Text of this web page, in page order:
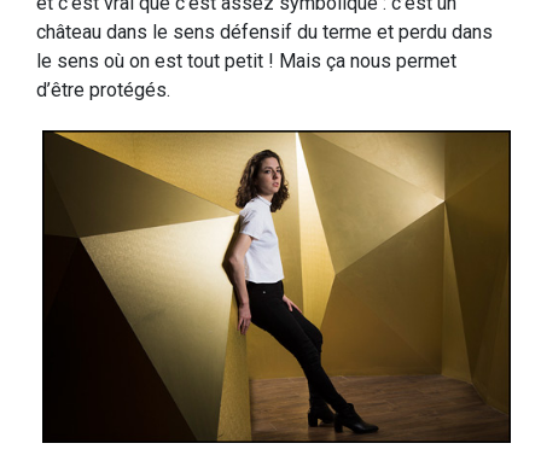
château dans le sens défensif du terme et perdu dans
le sens où on est tout petit ! Mais ça nous permet
d’être protégés.